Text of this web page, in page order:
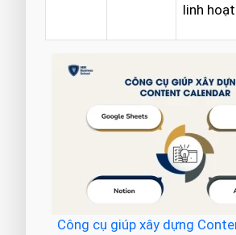
linh
Công cụ giúp xây dựng